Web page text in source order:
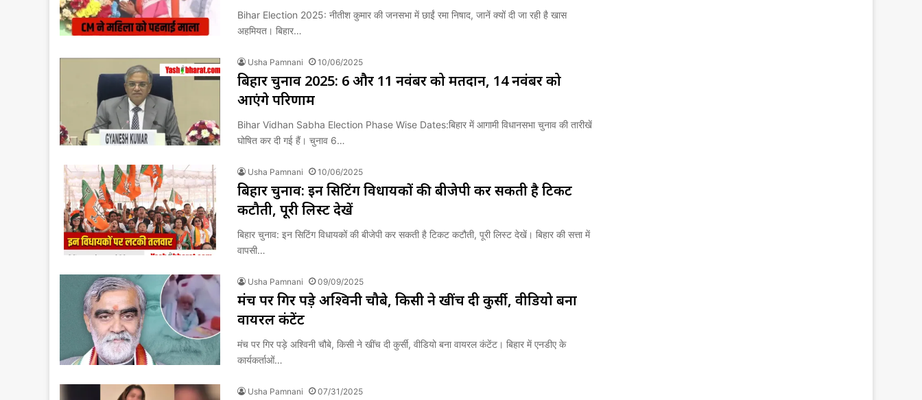
Bihar Election 2025: नीतीश कुमार की जनसभा में छाईं रमा निषाद, जानें क्यों दी जा रही है खास
अहमियत। बिहार…
Usha Pamnani 10/06/2025
बिहार चुनाव 2025: 6 और 11 नवंबर को मतदान, 14 नवंबर को
आएंगे परिणाम
Bihar Vidhan Sabha Election Phase Wise Dates:बिहार में आगामी विधानसभा चुनाव की तारीखें
घोषित कर दी गई हैं। चुनाव 6…
Usha Pamnani 10/06/2025
बिहार चुनाव: इन सिटिंग विधायकों की बीजेपी कर सकती है टिकट
कटौती, पूरी लिस्ट देखें
बिहार चुनाव: इन सिटिंग विधायकों की बीजेपी कर सकती है टिकट कटौती, पूरी लिस्ट देखें। बिहार की सत्ता में
वापसी…
Usha Pamnani 09/09/2025
मंच पर गिर पड़े अश्विनी चौबे, किसी ने खींच दी कुर्सी, वीडियो बना
वायरल कंटेंट
मंच पर गिर पड़े अश्विनी चौबे, किसी ने खींच दी कुर्सी, वीडियो बना वायरल कंटेंट। बिहार में एनडीए के
कार्यकर्ताओं…
Usha Pamnani 07/31/2025